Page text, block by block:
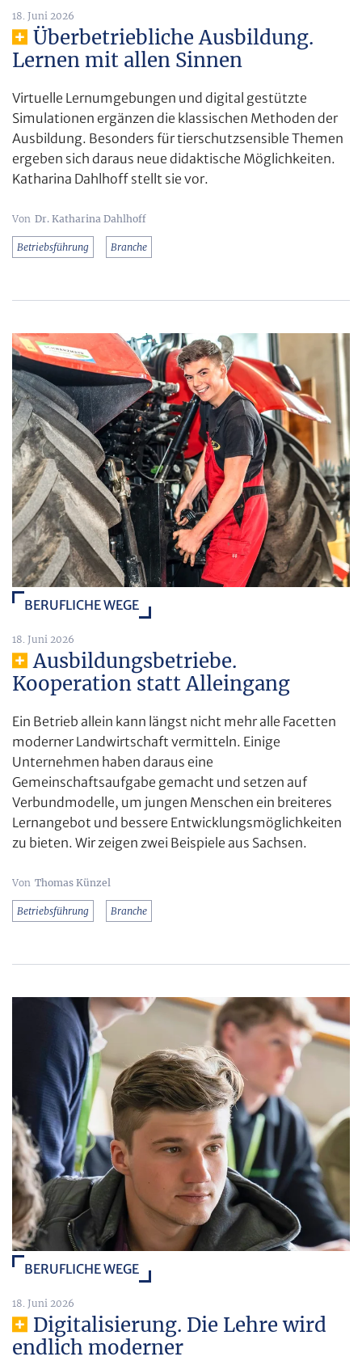
18. Juni 2026
Überbetriebliche Ausbildung.
Lernen mit allen Sinnen
Virtuelle Lernumgebungen und digital gestützte
Simulationen ergänzen die klassischen Methoden der
Ausbildung. Besonders für tierschutzsensible Themen
ergeben sich daraus neue didaktische Möglichkeiten.
Katharina Dahlhoff stellt sie vor.
Dr. Katharina Dahlhoff
Betriebsführung Branche
BERUFLICHE WEGE
18. Juni 2026
Ausbildungsbetriebe.
Kooperation statt Alleingang
Ein Betrieb allein kann längst nicht mehr alle Facetten
moderner Landwirtschaft vermitteln. Einige
Unternehmen haben daraus eine
Gemeinschaftsaufgabe gemacht und setzen auf
Verbundmodelle, um jungen Menschen ein breiteres
Lernangebot und bessere Entwicklungsmöglichkeiten
zu bieten. Wir zeigen zwei Beispiele aus Sachsen.
Thomas Künzel
Betriebsführung Branche
BERUFLICHE WEGE
18. Juni 2026
Digitalisierung. Die Lehre wird
endlich moderner